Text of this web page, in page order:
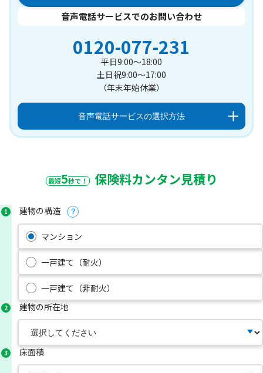
音声電話サービスでのお問い合わせ
0120-077-231
平日9:00～18:00
土日祝9:00～17:00
（年末年始休業）
音声電話サービスの選択方法
最短5秒で！ 保険料カンタン見積り
1 建物の構造 ？
マンション
一戸建て（耐火）
一戸建て（非耐火）
2 建物の所在地
3 床面積